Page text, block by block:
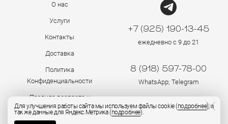
Для улучшения работы сайта мы используем файлы cookie (подробнее), а
так же данные для Яндекс.Метрика (подробнее).
О нас
Услуги
Контакты
Доставка
Политика
Конфиденциальности
Правила возврата и
возмещения
+7 (925) 190-13-45
ежедневно с 9 до 21
8 (918) 597-78-00
WhatsApp; Telegram